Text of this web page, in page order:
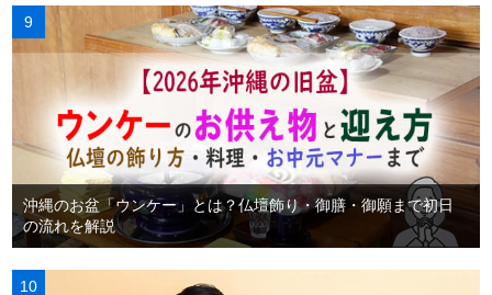
沖縄のお盆「ウンケー」とは？仏壇飾り・御膳・御願まで初日
の流れを解説